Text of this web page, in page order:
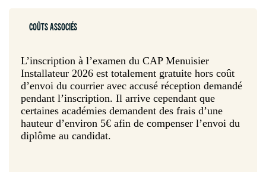
COÛTS ASSOCIÉS
L’inscription à l’examen du CAP Menuisier
Installateur 2026 est totalement gratuite hors coût
d’envoi du courrier avec accusé réception demandé
pendant l’inscription. Il arrive cependant que
certaines académies demandent des frais d’une
hauteur d’environ 5€ afin de compenser l’envoi du
diplôme au candidat.